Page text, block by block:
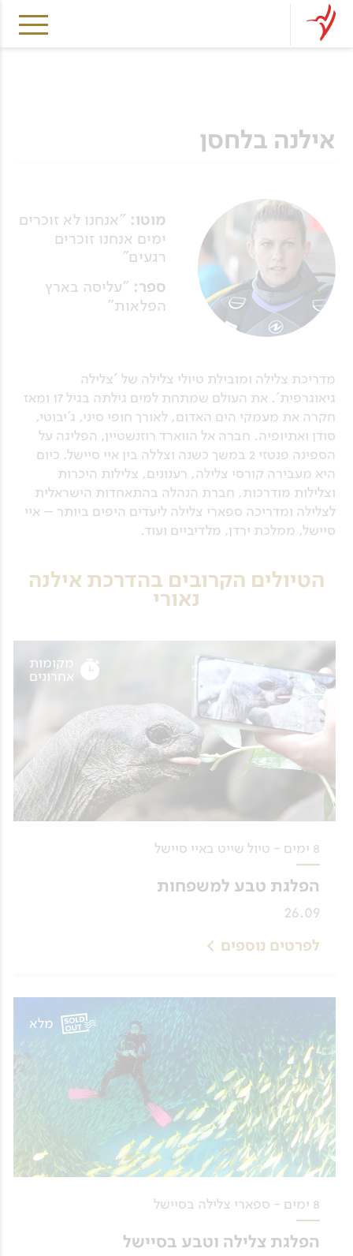
אילנה בלחסן
מוטו: "אנחנו לא זוכרים
ימים אנחנו זוכרים
רגעים"
ספר: "עליסה בארץ
הפלאות"
מדריכת צלילה ומובילת טיולי צלילה של 'צלילה
גיאוגרפית'. את העולם שמתחת למים גילתה בגיל 17 ומאז
חקרה את מעמקי הים האדום, לאורך חופי סיני, ג'יבוטי,
סודן ואתיופיה. חברה אל הווארד רוזנשטיין, הפליגה על
הספינה פנטזי 2 במשך כשנה וצללה בין איי סיישל. כיום
היא מעבירה קורסי צלילה, רענונים, צלילות היכרות
וצלילות מודרכות, חברת הנהלה בהתאחדות הישראלית
לצלילה ומדריכה ספארי צלילה ליעדים היפים ביותר – איי
סיישל, ממלכת ירדן, מלדיביים ועוד.
הטיולים הקרובים בהדרכת אילנה
נאורי
8 ימים - טיול שייט באיי סיישל
הפלגת טבע למשפחות
26.09
לפרטים נוספים
מקומות
אחרונים
8 ימים - ספארי צלילה בסיישל
הפלגת צלילה וטבע בסיישל
מלא